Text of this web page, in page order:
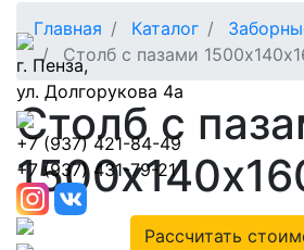
г. Пенза,
ул. Долгорукова 4а
+7 (937) 421-84-49
+7 (937) 431-79-21
Рассчитать
Главная Каталог
Столб с пазами
Столб с